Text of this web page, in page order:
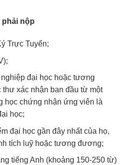
phải nộp
Trực Tuyến;
đại học hoặc tương
xác nhận ban đầu từ một
học chứng nhận ứng viên là
học;
đại học gần đây nhất của họ,
tích luỹ hoặc tương đương;
tiếng Anh (khoảng 150-250 từ)